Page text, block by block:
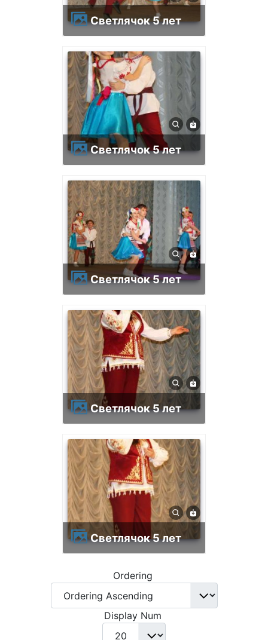
Светлячок 5 лет
Светлячок 5 лет
Светлячок 5 лет
Светлячок 5 лет
Светлячок 5 лет
Ordering
Display Num